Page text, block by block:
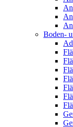
Boden-